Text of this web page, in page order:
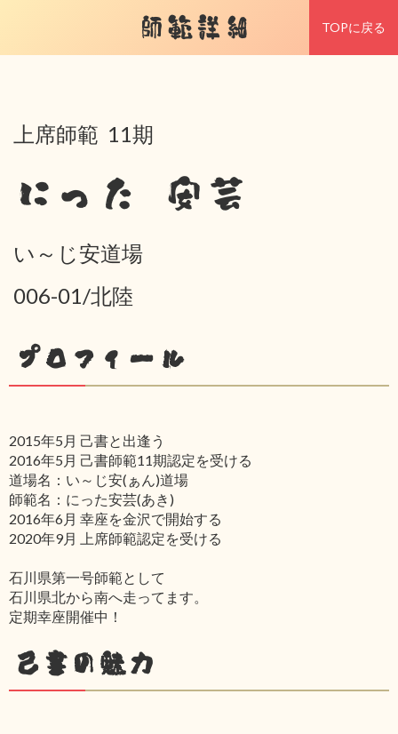
師範詳細 TOPに戻る
上席師範 11期
にった 安芸
い～じ安道場
006-01/北陸
プロフィール
2015年5月 己書と出逢う
2016年5月 己書師範11期認定を受ける
道場名：い～じ安(ぁん)道場
師範名：にった安芸(あき)
2016年6月 幸座を金沢で開始する
2020年9月 上席師範認定を受ける
石川県第一号師範として
石川県北から南へ走ってます。
定期幸座開催中！
己書の魅力